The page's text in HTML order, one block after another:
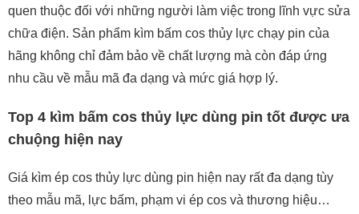
quen thuộc đối với những người làm việc trong lĩnh vực sửa
chữa điện. Sản phẩm kìm bấm cos thủy lực chạy pin của
hãng không chỉ đảm bảo về chất lượng mà còn đáp ứng
nhu cầu về mẫu mã đa dạng và mức giá hợp lý.
Top 4 kìm bấm cos thủy lực dùng pin tốt được ưa
chuộng hiện nay
Giá kìm ép cos thủy lực dùng pin hiện nay rất đa dạng tùy
theo mẫu mã, lực bấm, phạm vi ép cos và thương hiệu…